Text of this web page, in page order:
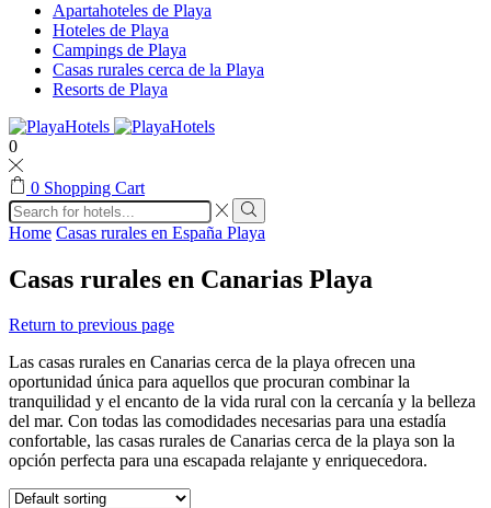
Apartahoteles de Playa
Hoteles de Playa
Campings de Playa
Casas rurales cerca de la Playa
Resorts de Playa
0
0 Shopping Cart
Search
input
Search
Home Casas rurales en España Playa
Casas rurales en Canarias Playa
Return to previous page
Las casas rurales en Canarias cerca de la playa ofrecen una
oportunidad única para aquellos que procuran combinar la
tranquilidad y el encanto de la vida rural con la cercanía y la belleza
del mar. Con todas las comodidades necesarias para una estadía
confortable, las casas rurales de Canarias cerca de la playa son la
opción perfecta para una escapada relajante y enriquecedora.